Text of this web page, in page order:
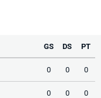
GS DS PT
0 0 0
0 0 0